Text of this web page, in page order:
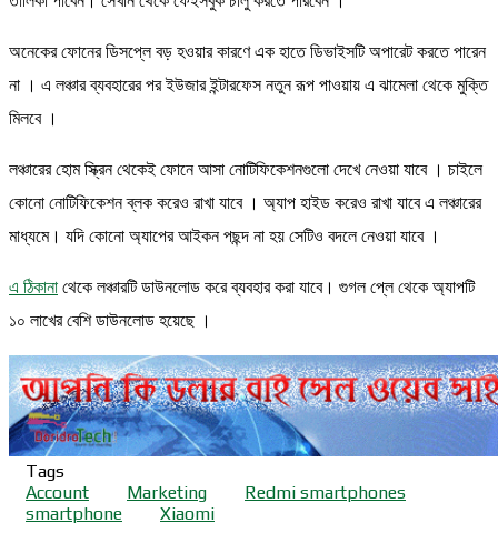
অনেকের ফোনের ডিসপ্লে বড় হওয়ার কারণে এক হাতে ডিভাইসটি অপারেট করতে পারেন
না । এ লঞ্চার ব্যবহারের পর ইউজার ইন্টারফেস নতুন রূপ পাওয়ায় এ ঝামেলা থেকে মুক্তি
মিলবে ।
লঞ্চারের হোম স্ক্রিন থেকেই ফোনে আসা নোটিফিকেশনগুলো দেখে নেওয়া যাবে । চাইলে
কোনো নোটিফিকেশন ব্লক করেও রাখা যাবে । অ্যাপ হাইড করেও রাখা যাবে এ লঞ্চারের
মাধ্যমে। যদি কোনো অ্যাপের আইকন পছন্দ না হয় সেটিও বদলে নেওয়া যাবে ।
এ ঠিকানা থেকে লঞ্চারটি ডাউনলোড করে ব্যবহার করা যাবে। গুগল প্লে থেকে অ্যাপটি
১০ লাখের বেশি ডাউনলোড হয়েছে ।
Tags
Account
Marketing
Redmi smartphones
smartphone
Xiaomi